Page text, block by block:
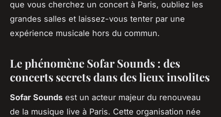
que vous cherchez un concert à Paris, oubliez les
grandes salles et laissez-vous tenter par une
expérience musicale hors du commun.
Le phénomène Sofar Sounds : des
concerts secrets dans des lieux insolites
Sofar Sounds est un acteur majeur du renouveau
de la musique live à Paris. Cette organisation née